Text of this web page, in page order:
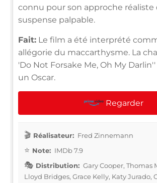
connu pour son approche réaliste
suspense palpable.
Fait: Le film a été interprété
allégorie du maccarthysme. La
'Do Not Forsake Me, Oh My
un Oscar.
Regarder
Réalisateur: Fred Zinnemann
Note: IMDb 7.9
Distribution: Gary Cooper, Thomas
Lloyd Bridges, Grace Kelly, Katy Jurado,